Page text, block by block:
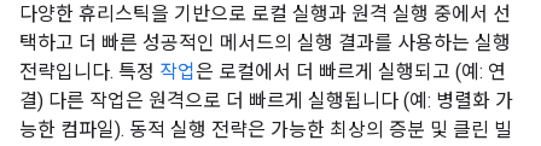
다양한 휴리스틱을 기반으로 로컬 실행과 원격 실행 중에서 선
택하고 더 빠른 성공적인 메서드의 실행 결과를 사용하는 실행
전략입니다. 특정 작업은 로컬에서 더 빠르게 실행되고 (예: 연
결) 다른 작업은 원격으로 더 빠르게 실행됩니다 (예: 병렬화 가
능한 컴파일). 동적 실행 전략은 가능한 최상의 증분 및 클린 빌